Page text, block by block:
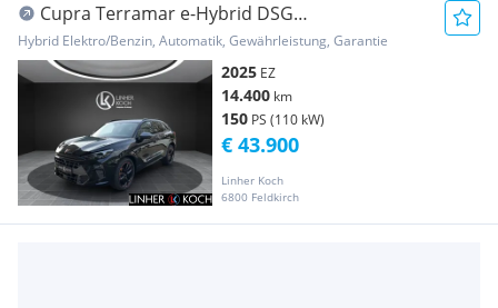
Cupra Terramar e-Hybrid DSG
''DYNAMICA+20''+HEADUP''
Hybrid Elektro/Benzin, Automatik, Gewährleistung, Garantie
2025 EZ
14.400 km
150 PS (110 kW)
Linher Koch
6800 Feldkirch
€ 43.900